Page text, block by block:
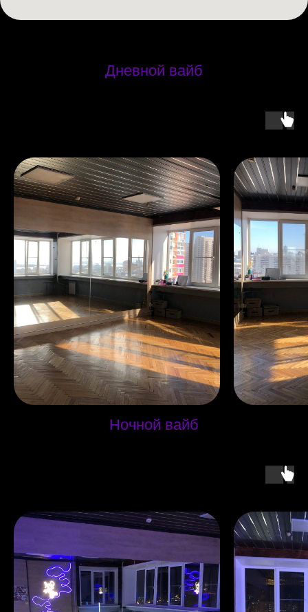
Дневной вайб
Ночной вайб